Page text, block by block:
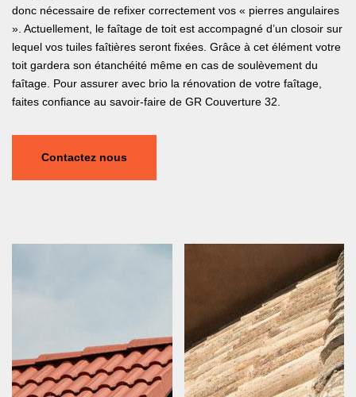
donc nécessaire de refixer correctement vos « pierres angulaires
». Actuellement, le faîtage de toit est accompagné d’un closoir sur
lequel vos tuiles faîtières seront fixées. Grâce à cet élément votre
toit gardera son étanchéité même en cas de soulèvement du
faîtage. Pour assurer avec brio la rénovation de votre faîtage,
faites confiance au savoir-faire de GR Couverture 32.
Contactez nous